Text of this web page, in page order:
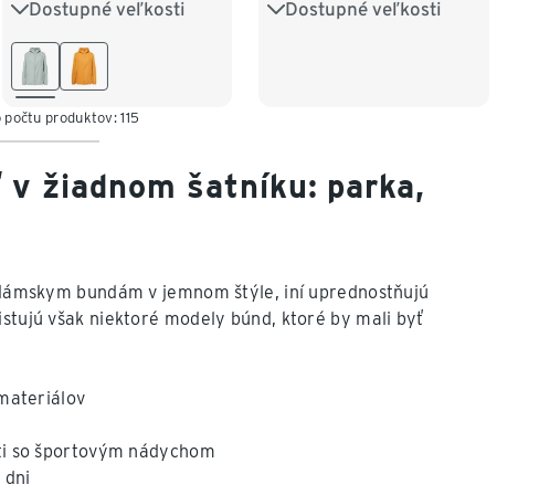
Dostupné veľkosti
XS 32/34 S 36/38
M 40/42
Dostupné veľkosti
S/M L/XL
produktov: 115
žiadnom šatníku: parka,
bundám v jemnom štýle, iní uprednostňujú
však niektoré modely búnd, ktoré by mali byť
so športovým nádychom
dni